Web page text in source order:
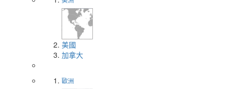
美國
加拿大
歐洲